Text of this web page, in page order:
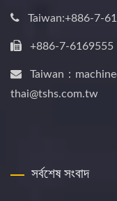
Taiwan:+886-7-
+886-7-6169555
Taiwan：
thai@tshs.com.tw
সর্বশেষ সংবাদ